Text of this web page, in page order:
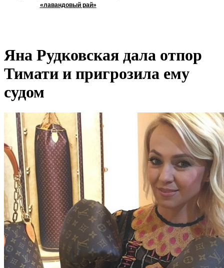
«лавандовый рай»
Яна Рудковская дала отпор
Тимати и пригрозила ему
судом